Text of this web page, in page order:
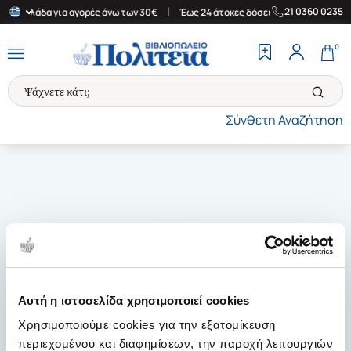
Αυτή η ιστοσελίδα χρησιμοποιεί cookies
Χρησιμοποιούμε cookies για την εξατομίκευση
περιεχομένου και διαφημίσεων, την παροχή λειτουργιών
Ελλάδα για αγορές άνω των 30€ Έως 24 άτοκες δόσεις |
21 0360 0235
Σύνθετη Αναζήτηση
0